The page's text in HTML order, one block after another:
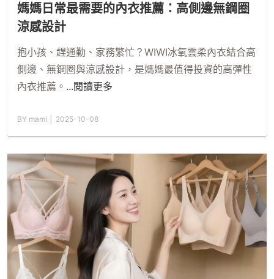
媽媽日常最需要的內衣推薦：高側邊無鋼圈
涼感設計
抱小孩、趕通勤、家務繁忙？WIWI冰氧雲柔內衣結合高
側邊、無鋼圈與涼感設計，是媽媽最值得投資的高彈性
內衣推薦。 ...閱讀更多
BY mami │ 2025-10-08